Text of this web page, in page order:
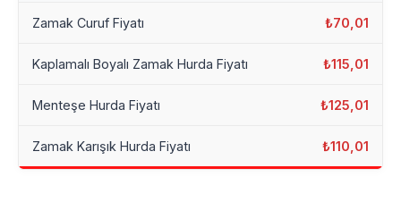
Zamak Curuf Fiyatı ₺70,01
Kaplamalı Boyalı Zamak Hurda Fiyatı ₺115,01
Menteşe Hurda Fiyatı ₺125,01
Zamak Karışık Hurda Fiyatı ₺110,01